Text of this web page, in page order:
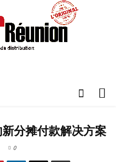
分摊付款解决方案
0